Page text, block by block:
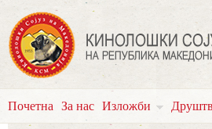
Почетна За нас Изложби